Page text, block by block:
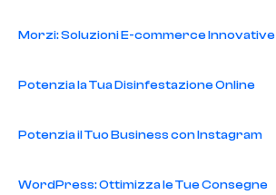
Morzi: Soluzioni E-commerce Innovative
Potenzia la Tua Disinfestazione Online
Potenzia il Tuo Business con Instagram
WordPress: Ottimizza le Tue Consegne